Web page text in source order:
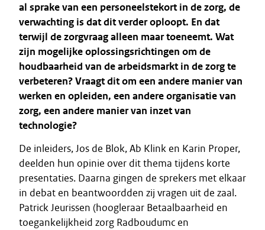
al sprake van een personeelstekort in de zorg, de
verwachting is dat dit verder oploopt. En dat
terwijl de zorgvraag alleen maar toeneemt. Wat
zijn mogelijke oplossingsrichtingen om de
houdbaarheid van de arbeidsmarkt in de zorg te
verbeteren? Vraagt dit om een andere manier van
werken en opleiden, een andere organisatie van
zorg, een andere manier van inzet van
technologie?
De inleiders, Jos de Blok, Ab Klink en Karin Proper,
deelden hun opinie over dit thema tijdens korte
presentaties. Daarna gingen de sprekers met elkaar
in debat en beantwoordden zij vragen uit de zaal.
Patrick Jeurissen (hoogleraar Betaalbaarheid en
toegankelijkheid zorg Radboudumc en